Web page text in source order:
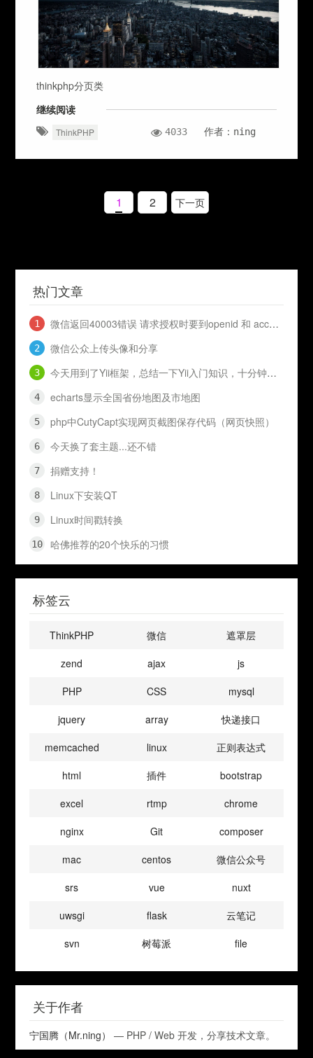
thinkphp分页类
继续阅读
ThinkPHP 4033 作者：ning
1 2
热门文章
微信返回40003错误 请求授权时要到openid 和 access_token
微信公众上传头像和分享
今天用到了Yii框架，总结一下Yii入门知识，十分钟入门Yii
echarts显示全国省份地图及市地图
php中CutyCapt实现网页截图保存代码（网页快照）
今天换了套主题...还不错
捐赠支持！
Linux下安装QT
Linux时间戳转换
哈佛推荐的20个快乐的习惯
标签云
ThinkPHP 微信
遮罩层
zend
ajax
js
PHP
CSS
mysql
jquery
array
快递接口
memcached
linux
正则表达式
html
插件
bootstrap
excel
rtmp
chrome
nginx
Git
composer
mac
centos
微信公众号
srs
vue
nuxt
uwsgi
flask
云笔记
svn
树莓派 file
关于作者
宁国腾（Mr.ning） — PHP / Web 开发，分享技术文章。